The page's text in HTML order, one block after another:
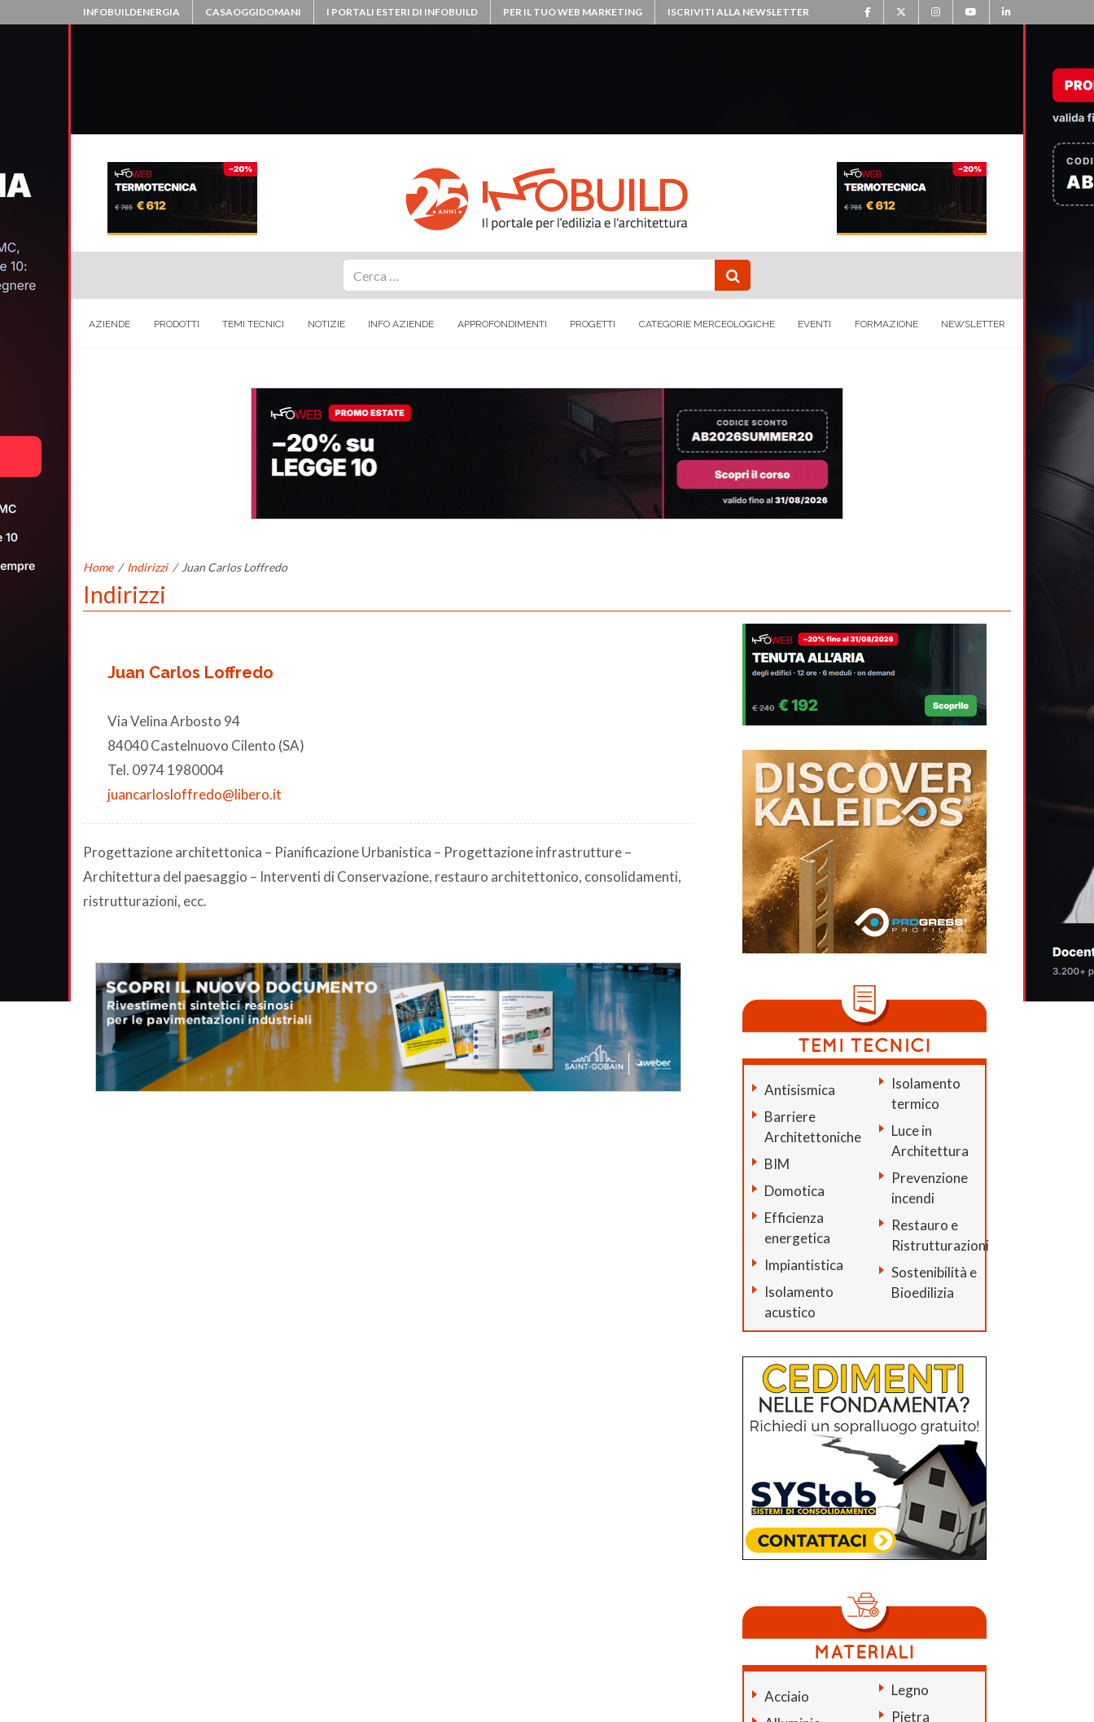
INFOBUILDENERGIA CASAOGGIDOMANI I PORTALI ESTERI DI INFOBUILD PER IL TUO WEB MARKETING ISCRIVITI ALLA NEWSLETTER
AZIENDE PRODOTTI TEMI TECNICI NOTIZIE INFO AZIENDE APPROFONDIMENTI PROGETTI CATEGORIE MERCEOLOGICHE EVENTI FORMAZIONE NEWSLETTER
Home / Indirizzi / Juan Carlos Loffredo
Indirizzi
Juan Carlos Loffredo
Via Velina Arbosto 94
84040 Castelnuovo Cilento (SA)
Tel. 0974 1980004
juancarlosloffredo@libero.it
Progettazione architettonica – Pianificazione Urbanistica – Progettazione infrastrutture –
Architettura del paesaggio – Interventi di Conservazione, restauro architettonico, consolidamenti,
ristrutturazioni, ecc.
Antisismica
Barriere
Architettoniche
BIM
Domotica
Efficienza
energetica
Impiantistica
Isolamento
acustico
Isolamento
termico
Luce in
Architettura
Prevenzione
incendi
Restauro e
Ristrutturazioni
Sostenibilità e
Bioedilizia
Acciaio
Legno
Pietra